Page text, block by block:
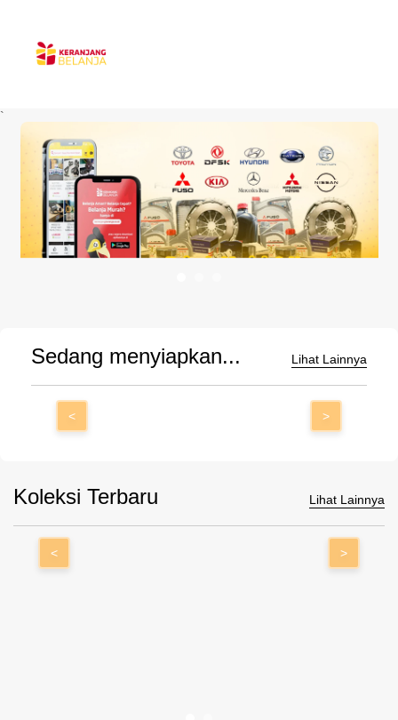
`
Sedang menyiapkan... Lihat Lainnya
< >
Koleksi Terbaru Lihat Lainnya
< >